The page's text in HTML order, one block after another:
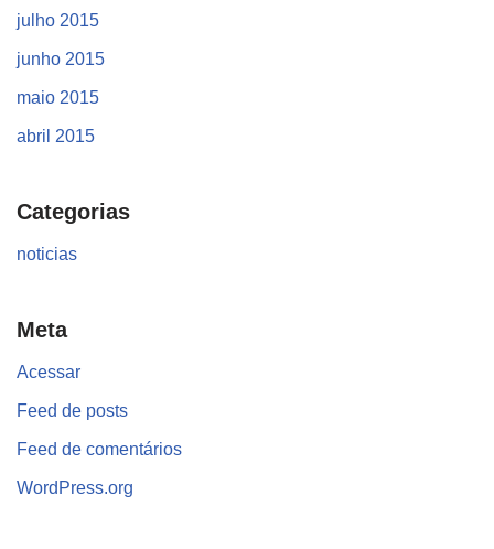
julho 2015
junho 2015
maio 2015
abril 2015
Categorias
noticias
Meta
Acessar
Feed de posts
Feed de comentários
WordPress.org